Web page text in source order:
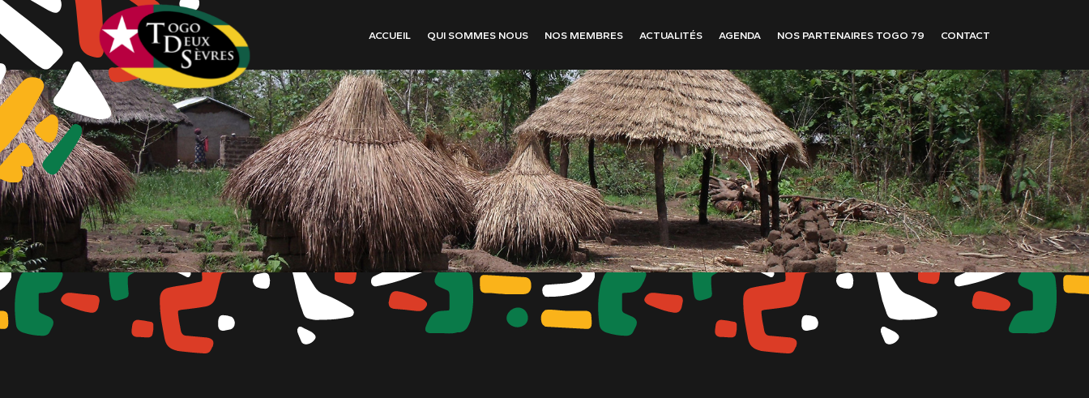
ACCUEIL QUI SOMMES NOUS NOS MEMBRES ACTUALITÉS AGENDA NOS PARTENAIRES TOGO 79 CONTACT